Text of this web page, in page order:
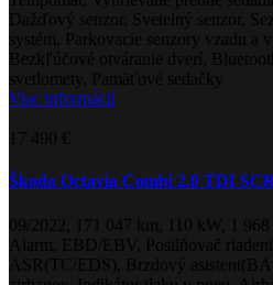
Dažďový senzor, Svetelný senzor,
systém, Parkovacie senzory vzadu a
Bezkľúčové otváranie dverí,
svetlomety, Pamäťové sedačky
Viac informácií
17 490 €
Škoda Octavia Combi 2.0 TDI
09/2022, 171 047 km, 110 kW, 1
Alarm, EBD/EBV, Posilňovač
ASR(TC/EDS), Brzdový